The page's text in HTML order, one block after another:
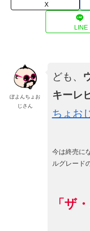
X
LINE
ぽよんちょお
じさん
ども、
キーレ
ちょお
今は終売に
ルグレード
「ザ